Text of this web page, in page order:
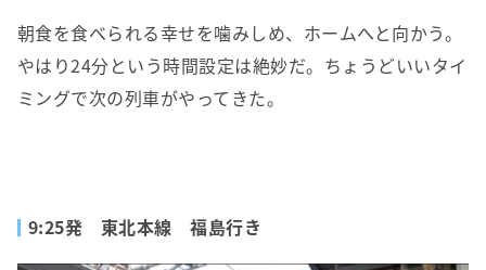
朝食を食べられる幸せを噛みしめ、ホームへと向かう。
やはり24分という時間設定は絶妙だ。ちょうどいいタイ
ミングで次の列車がやってきた。
9:25発 東北本線 福島行き